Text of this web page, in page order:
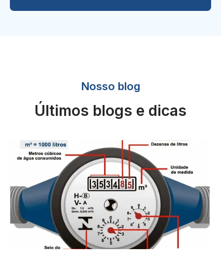
Nosso blog
Últimos blogs e dicas